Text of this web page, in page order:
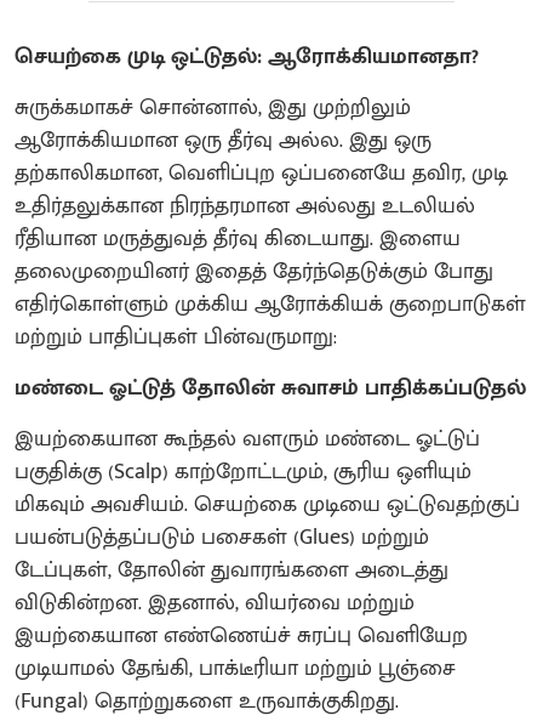
செயற்கை முடி ஒட்டுதல்: ஆரோக்கியமானதா?
​சுருக்கமாகச் சொன்னால், இது முற்றிலும்
ஆரோக்கியமான ஒரு தீர்வு அல்ல. இது ஒரு
தற்காலிகமான, வெளிப்புற ஒப்பனையே தவிர, முடி
உதிர்தலுக்கான நிரந்தரமான அல்லது உடலியல்
ரீதியான மருத்துவத் தீர்வு கிடையாது. இளைய
தலைமுறையினர் இதைத் தேர்ந்தெடுக்கும் போது
எதிர்கொள்ளும் முக்கிய ஆரோக்கியக் குறைபாடுகள்
மற்றும் பாதிப்புகள் பின்வருமாறு:
மண்டை ஓட்டுத் தோலின் சுவாசம் பாதிக்கப்படுதல்
​இயற்கையான கூந்தல் வளரும் மண்டை ஓட்டுப்
பகுதிக்கு (Scalp) காற்றோட்டமும், சூரிய ஒளியும்
மிகவும் அவசியம். செயற்கை முடியை ஒட்டுவதற்குப்
பயன்படுத்தப்படும் பசைகள் (Glues) மற்றும்
டேப்புகள், தோலின் துவாரங்களை அடைத்து
விடுகின்றன. இதனால், வியர்வை மற்றும்
இயற்கையான எண்ணெய்ச் சுரப்பு வெளியேற
முடியாமல் தேங்கி, பாக்டீரியா மற்றும் பூஞ்சை
(Fungal) தொற்றுகளை உருவாக்குகிறது.